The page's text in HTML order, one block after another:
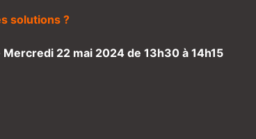
solutions ?
Mercredi 22 mai 2024 de 13h30 à 14h15